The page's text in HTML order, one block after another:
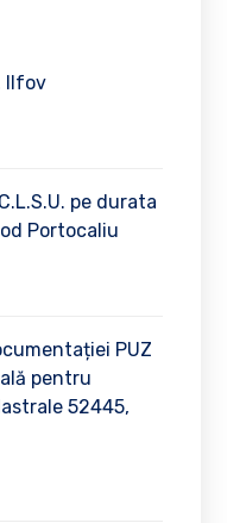
Ilfov
pe durata
Portocaliu
PUZ
pentru
52445,